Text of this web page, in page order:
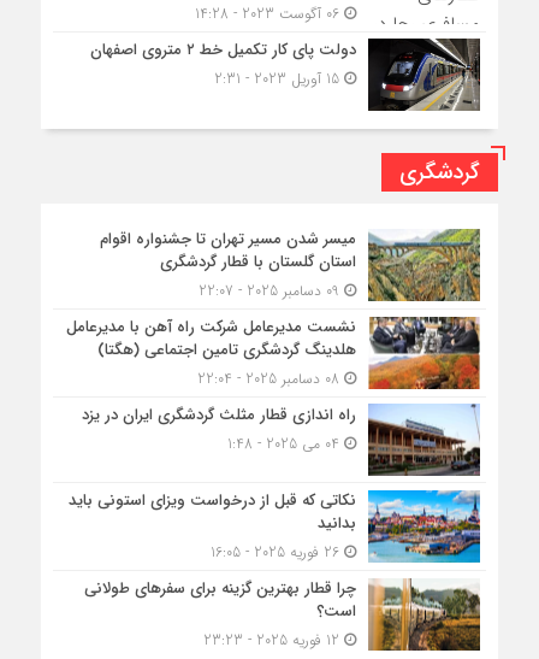
06 آگوست 2023 - 14:28
دولت پای کار تکمیل خط ۲ متروی اصفهان
15 آوریل 2023 - 2:31
گردشگری
میسر شدن مسیر تهران تا جشنواره اقوام
استان گلستان با قطار گردشگری
نشست مدیرعامل شرکت راه آهن با مدیرعامل
هلدینگ گردشگری تامین اجتماعی (هگتا)
راه اندازی قطار مثلث گردشگری ایران در یزد
نکاتی که قبل از درخواست ویزای استونی باید
بدانید
26 فوریه 2025 - 16:05
چرا قطار بهترین گزینه برای سفرهای طولانی
است؟